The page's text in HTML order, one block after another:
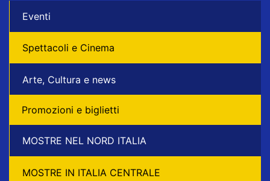
Eventi
Spettacoli e Cinema
Arte, Cultura e news
Promozioni e biglietti
MOSTRE NEL NORD ITALIA
MOSTRE IN ITALIA CENTRALE